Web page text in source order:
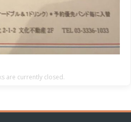
are currently closed.